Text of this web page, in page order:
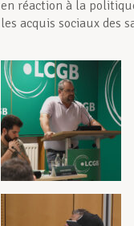
en réaction à la
les acquis sociaux des